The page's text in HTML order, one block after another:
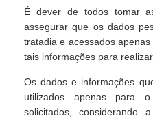
É dever de todos tomar
assegurar que os dados
tratadia e acessados
tais informações para
Os dados e informações
utilizados apenas para
solicitados,